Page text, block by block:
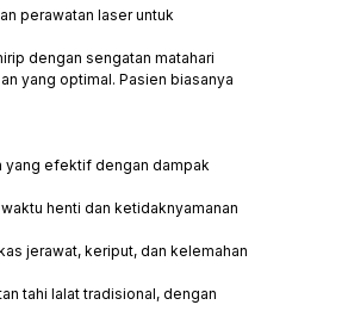
perawatan laser untuk
dengan sengatan matahari
yang optimal. Pasien biasanya
yang efektif dengan dampak
henti dan ketidaknyamanan
jerawat, keriput, dan kelemahan
tahi lalat tradisional, dengan